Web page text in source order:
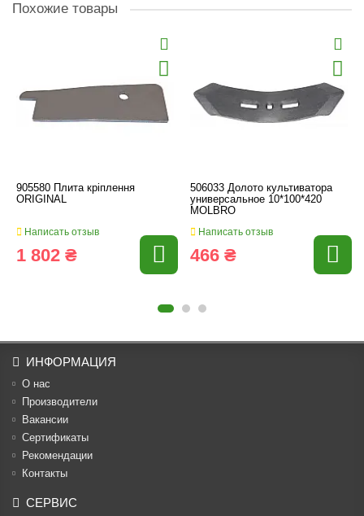
Похожие товары
905580 Плита кріплення
ORIGINAL
Написать отзыв
1 802 ₴
506033 Долото культиватора
универсальное 10*100*420
MOLBRO
Написать отзыв
466 ₴
ИНФОРМАЦИЯ
О нас
Производители
Вакансии
Cертификаты
Рекомендации
Контакты
СЕРВИС